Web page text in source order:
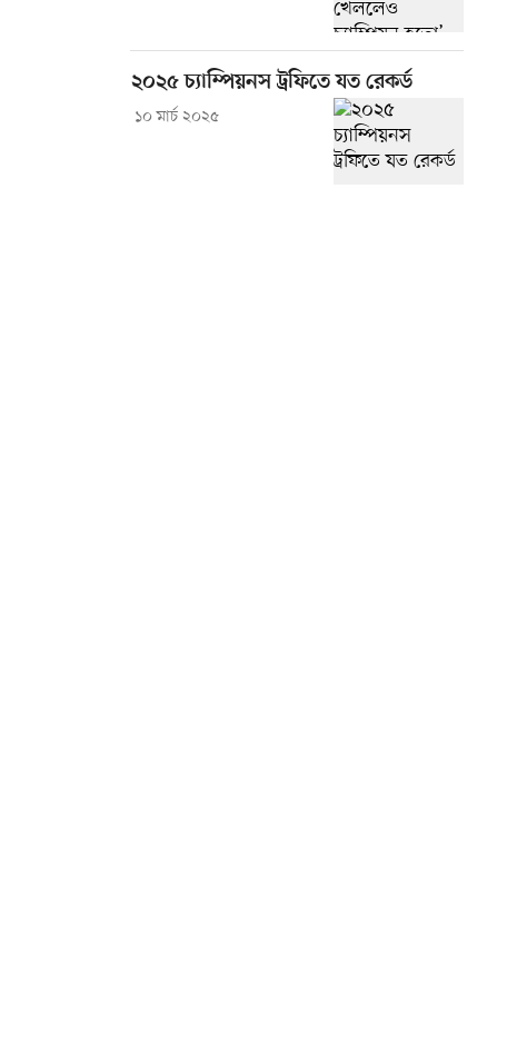
২০২৫ চ্যাম্পিয়নস ট্রফিতে যত রেকর্ড
১০ মার্চ ২০২৫